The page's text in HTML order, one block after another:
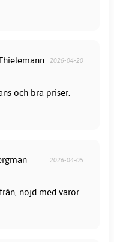
2026-04-20
och bra priser.
2026-04-05
nöjd med varor